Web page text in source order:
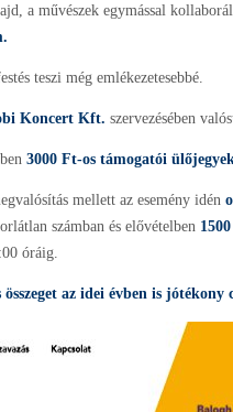
a művészek egymással
teszi még emlékezetesebbé.
Koncert Kft. szervezésében
3000 Ft-os támogatói
mellett az esemény idén
számban és elővételben
óráig.
az idei évben is